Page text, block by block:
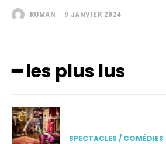
ROMAN - 9 JANVIER 2024
━ les plus lus
SPECTACLES / COMÉDIES